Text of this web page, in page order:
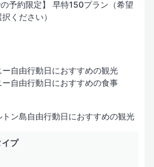
予約限定】 早特150プラン（希望
ください）
自由行動日におすすめの観光
自由行動日におすすめの食事
ン島自由行動日におすすめの観光
イプ